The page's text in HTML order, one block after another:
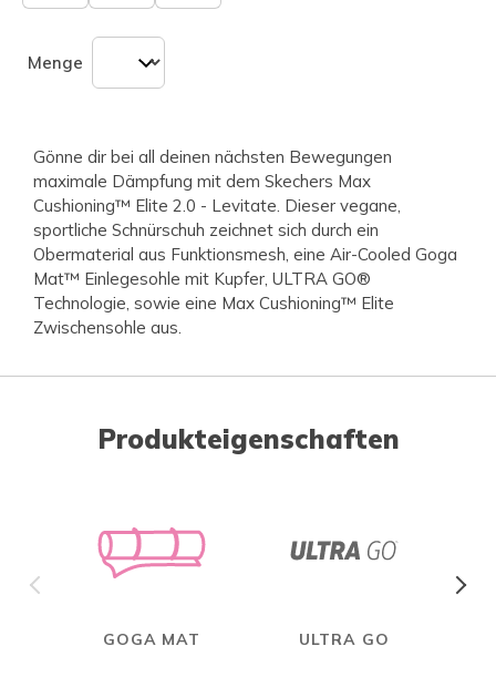
Menge
Gönne dir bei all deinen nächsten Bewegungen
maximale Dämpfung mit dem Skechers Max
Cushioning™ Elite 2.0 - Levitate. Dieser vegane,
sportliche Schnürschuh zeichnet sich durch ein
Obermaterial aus Funktionsmesh, eine Air-Cooled Goga
Mat™ Einlegesohle mit Kupfer, ULTRA GO®
Technologie, sowie eine Max Cushioning™ Elite
Zwischensohle aus.
Produkteigenschaften
GOGA MAT ULTRA GO